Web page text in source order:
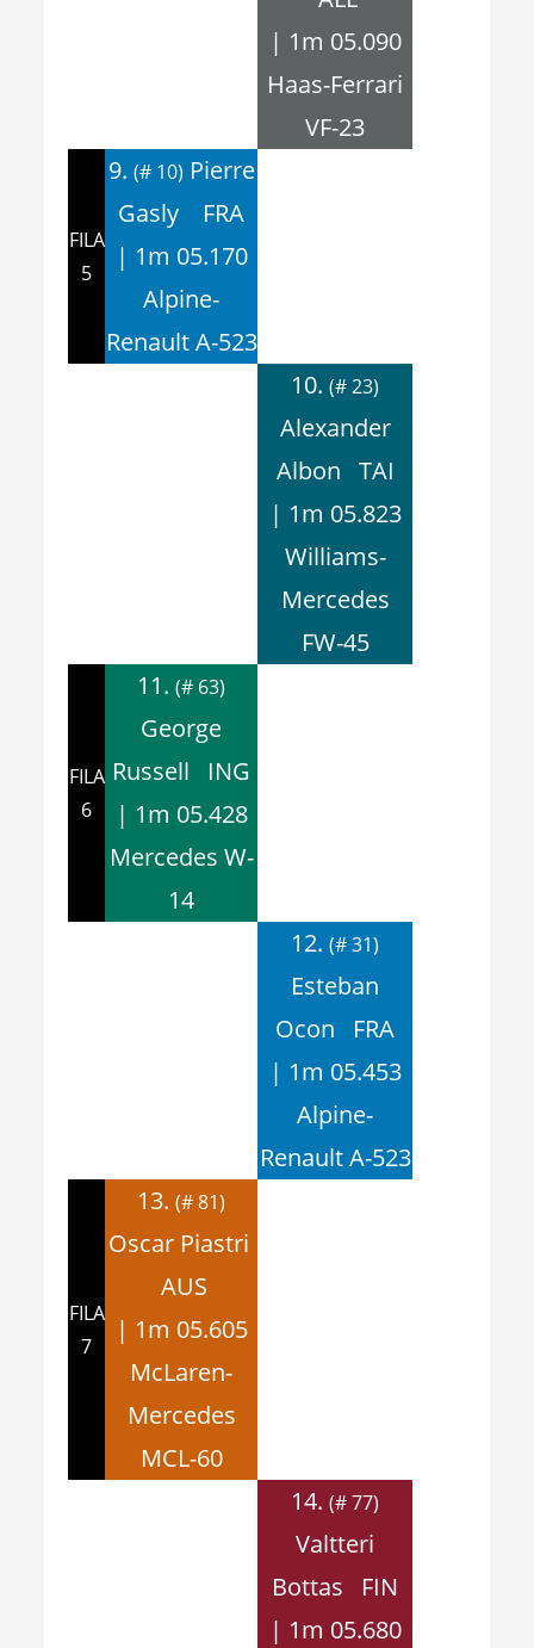
| 1m 05.090
Haas-Ferrari
VF-23
FILA
5
9. (# 10) Pierre
Gasly FRA
| 1m 05.170
Alpine-
Renault A-523
10.(# 23)
Alexander
Albon TAI
| 1m 05.823
Williams-
Mercedes
FW-45
FILA
6
11.(# 63)
George
Russell ING
| 1m 05.428
Mercedes W-
14
12.(# 31)
Esteban
Ocon FRA
| 1m 05.453
Alpine-
Renault A-523
FILA
7
13.(# 81)
Oscar Piastri
AUS
| 1m 05.605
McLaren-
Mercedes
MCL-60
14.(# 77)
Valtteri
Bottas FIN
| 1m 05.680